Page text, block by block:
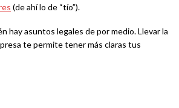
(de ahí lo de “tío”).
hay asuntos legales de por medio. Llevar la
te permite tener más claras tus